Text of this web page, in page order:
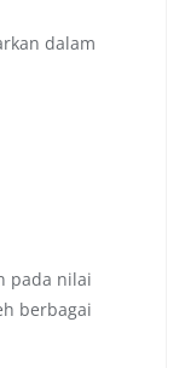
dalam
pada nilai
berbagai